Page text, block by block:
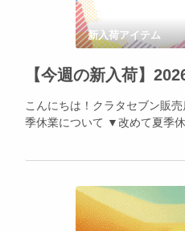
新入荷アイテム
こんにちは！クラタセブン販
季休業について ▼改めて夏季